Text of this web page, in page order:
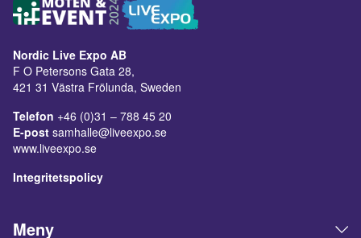
Nordic Live Expo AB
F O Petersons Gata 28,
421 31 Västra Frölunda, Sweden
Telefon +46 (0)31 – 788 45 20
E-post samhalle@liveexpo.se
www.liveexpo.se
Integritetspolicy
Meny